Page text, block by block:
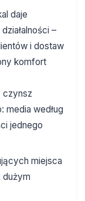
daje
–
i dostaw
komfort
czynsz
media według
jednego
miejsca
dużym